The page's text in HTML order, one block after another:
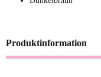
Produktinformation